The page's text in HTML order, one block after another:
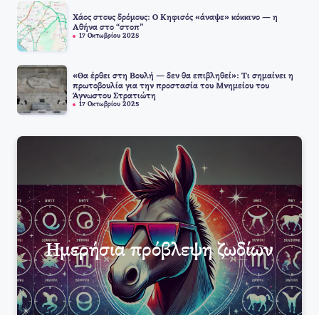
Χάος στους δρόμους: Ο Κηφισός «άναψε» κόκκινο — η
Αθήνα στο “στοπ”
17 Οκτωβρίου 2025
«Θα έρθει στη Βουλή — δεν θα επιβληθεί»: Τι σημαίνει η
πρωτοβουλία για την προστασία του Μνημείου του
Άγνωστου Στρατιώτη
17 Οκτωβρίου 2025
Ημερήσια πρόβλεψη ζωδίων